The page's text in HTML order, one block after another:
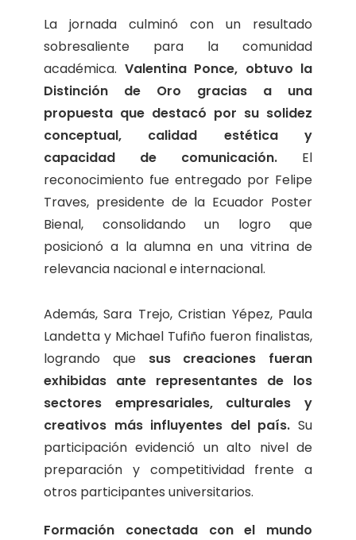
La jornada culminó con un resultado
sobresaliente para la comunidad
académica. Valentina Ponce, obtuvo la
Distinción de Oro gracias a una
propuesta que destacó por su solidez
conceptual, calidad estética y
capacidad de comunicación. El
reconocimiento fue entregado por Felipe
Traves, presidente de la Ecuador Poster
Bienal, consolidando un logro que
posicionó a la alumna en una vitrina de
relevancia nacional e internacional.
Además, Sara Trejo, Cristian Yépez, Paula
Landetta y Michael Tufiño fueron finalistas,
logrando que sus creaciones fueran
exhibidas ante representantes de los
sectores empresariales, culturales y
creativos más influyentes del país. Su
participación evidenció un alto nivel de
preparación y competitividad frente a
otros participantes universitarios.
Formación conectada con el mundo